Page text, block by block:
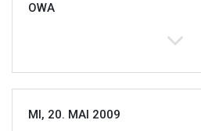
OWA
MI, 20. MAI 2009